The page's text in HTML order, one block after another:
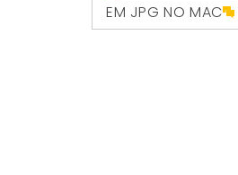
EM JPG NO MAC